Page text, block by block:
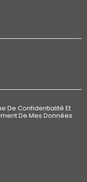
De Confidentialité Et
De Mes Données